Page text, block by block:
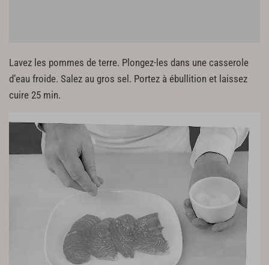
Lavez les pommes de terre. Plongez-les dans une casserole
d’eau froide. Salez au gros sel. Portez à ébullition et laissez
cuire 25 min.